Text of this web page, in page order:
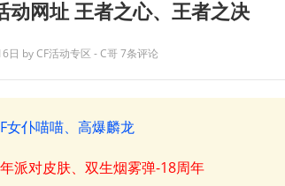
动网址 王者之心、王者之决
日 byCF活动专区 - C哥7条评论
女仆喵喵、高爆麟龙
派对皮肤、双生烟雾弹-18周年